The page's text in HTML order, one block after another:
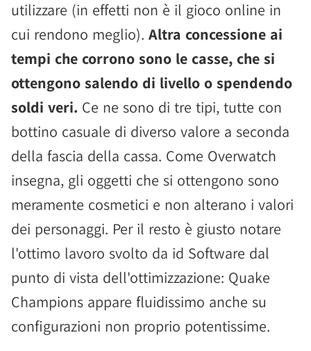
utilizzare (in effetti non è il gioco online in
cui rendono meglio). Altra concessione ai
tempi che corrono sono le casse, che si
ottengono salendo di livello o spendendo
soldi veri. Ce ne sono di tre tipi, tutte con
bottino casuale di diverso valore a seconda
della fascia della cassa. Come Overwatch
insegna, gli oggetti che si ottengono sono
meramente cosmetici e non alterano i valori
dei personaggi. Per il resto è giusto notare
l'ottimo lavoro svolto da id Software dal
punto di vista dell'ottimizzazione: Quake
Champions appare fluidissimo anche su
configurazioni non proprio potentissime.